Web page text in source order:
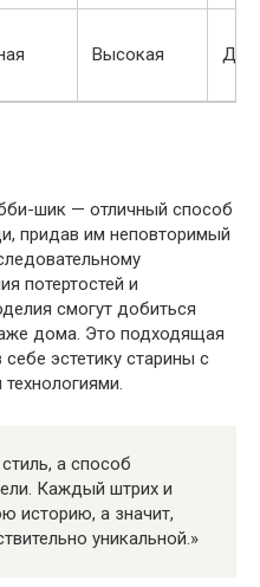
Высокая До
шик — отличный способ
придав им неповторимый
потертостей и
смогут добиться
дома. Это подходящая
эстетику старины с
а способ
Каждый штрих и
историю, а значит,
уникальной.»